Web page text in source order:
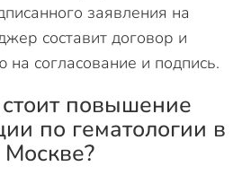
заявления на
составит договор и
согласование и подпись.
повышение
по гематологии в
Москве?